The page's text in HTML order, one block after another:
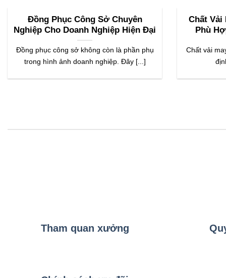
Đồng Phục Công Sở Chuyên
Nghiệp Cho Doanh Nghiệp Hiện Đại
Đồng phục công sở không còn là phần phụ
trong hình ảnh doanh nghiệp. Đây [...]
Chất Vải
Phù
Chất vải
Tham quan xưởng